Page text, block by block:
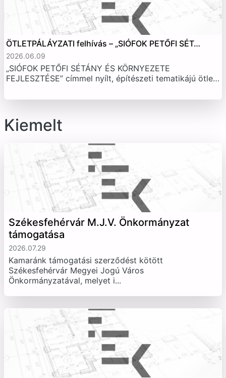
ÖTLETPÁLÁYZATI felhívás – „SIÓFOK PETŐFI SÉT…
2026.06.09
„SIÓFOK PETŐFI SÉTÁNY ÉS KÖRNYEZETE
FEJLESZTÉSE” címmel nyílt, építészeti tematikájú ötle…
Kiemelt
Székesfehérvár M.J.V. Önkormányzat
támogatása
2026.07.29
Kamaránk támogatási szerződést kötött
Székesfehérvár Megyei Jogú Város
Önkormányzatával, melyet i...